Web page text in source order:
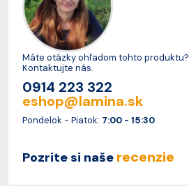
Máte otázky ohľadom tohto produktu?
Kontaktujte nás.
0914 223 322
eshop@lamina.sk
Pondelok - Piatok: 7:00 - 15:30
Pozrite si naše recenzie